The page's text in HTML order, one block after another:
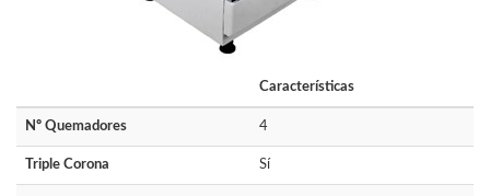
Características
Nº Quemadores 4
Triple Corona Sí